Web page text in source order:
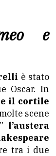
e
è stato
Oscar. In
il cortile
scene
” l’austera
tra i due